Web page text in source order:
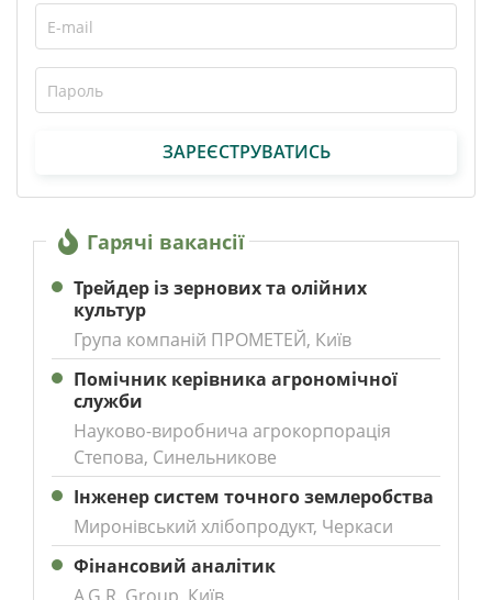
ЗАРЕЄСТРУВАТИСЬ
Гарячі вакансії
Трейдер із зернових та олійних
культур
Група компаній ПРОМЕТЕЙ, Київ
Помічник керівника агрономічної
служби
Науково-виробнича агрокорпорація
Степова, Синельникове
Інженер систем точного землеробства
Миронівський хлібопродукт, Черкаси
Фінансовий аналітик